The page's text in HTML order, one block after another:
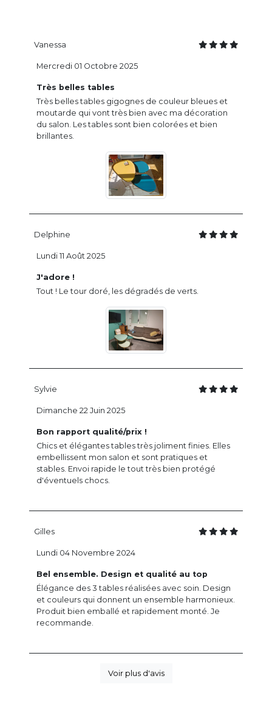
Vanessa
Très belles tables
Très belles tables gigognes de couleur bleues et
moutarde qui vont très bien avec ma décoration
du salon. Les tables sont bien colorées et bien
brillantes.
Mercredi 01 Octobre 2025
Delphine
J'adore !
Tout ! Le tour doré, les dégradés de verts.
Lundi 11 Août 2025
Sylvie
Bon rapport qualité/prix !
Chics et élégantes tables très joliment finies. Elles
embellissent mon salon et sont pratiques et
stables. Envoi rapide le tout très bien protégé
d'éventuels chocs.
Dimanche 22 Juin 2025
Gilles
Bel ensemble. Design et qualité au top
Élégance des 3 tables réalisées avec soin. Design
et couleurs qui donnent un ensemble harmonieux.
Produit bien emballé et rapidement monté. Je
recommande.
Lundi 04 Novembre 2024
Voir plus d'avis